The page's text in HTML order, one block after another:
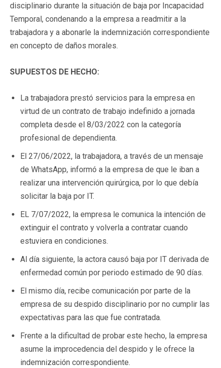
disciplinario durante la situación de baja por Incapacidad
Temporal, condenando a la empresa a readmitir a la
trabajadora y a abonarle la indemnización correspondiente
en concepto de daños morales.
SUPUESTOS DE HECHO:
La trabajadora prestó servicios para la empresa en
virtud de un contrato de trabajo indefinido a jornada
completa desde el 8/03/2022 con la categoría
profesional de dependienta.
El 27/06/2022, la trabajadora, a través de un mensaje
de WhatsApp, informó a la empresa de que le iban a
realizar una intervención quirúrgica, por lo que debía
solicitar la baja por IT.
EL 7/07/2022, la empresa le comunica la intención de
extinguir el contrato y volverla a contratar cuando
estuviera en condiciones.
Al día siguiente, la actora causó baja por IT derivada de
enfermedad común por periodo estimado de 90 días.
El mismo día, recibe comunicación por parte de la
empresa de su despido disciplinario por no cumplir las
expectativas para las que fue contratada.
Frente a la dificultad de probar este hecho, la empresa
asume la improcedencia del despido y le ofrece la
indemnización correspondiente.